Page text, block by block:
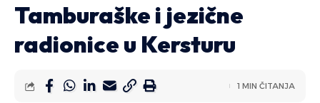
Tamburaške i jezične
radionice u Kersturu
1 MIN ČITANJA